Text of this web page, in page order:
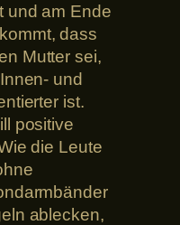
und am Ende
dass
Mutter sei,
und
ist.
positive
die Leute
ablecken,